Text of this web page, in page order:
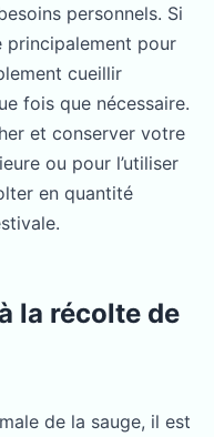
personnels. Si
principalement pour
cueillir
fois que nécessaire.
et conserver votre
ou pour l’utiliser
en quantité
la récolte de
de la sauge, il est